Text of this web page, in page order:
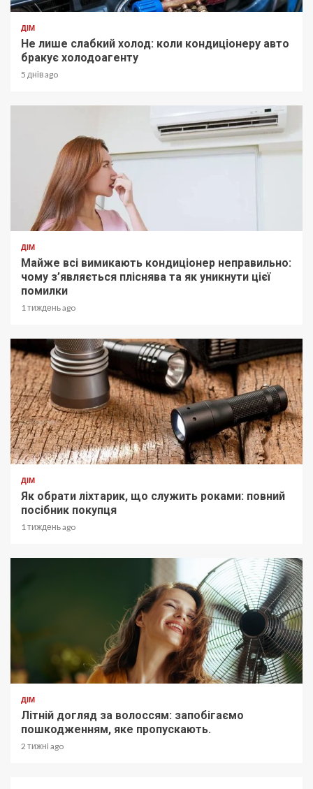
ДІМ
Не лише слабкий холод: коли кондиціонеру авто
бракує холодоагенту
5 днів ago
ДІМ
Майже всі вимикають кондиціонер неправильно:
чому з’являється пліснява та як уникнути цієї
помилки
1 тиждень ago
ДІМ
Як обрати ліхтарик, що служить роками: повний
посібник покупця
1 тиждень ago
ДІМ
Літній догляд за волоссям: запобігаємо
пошкодженням, яке пропускають.
2 тижні ago